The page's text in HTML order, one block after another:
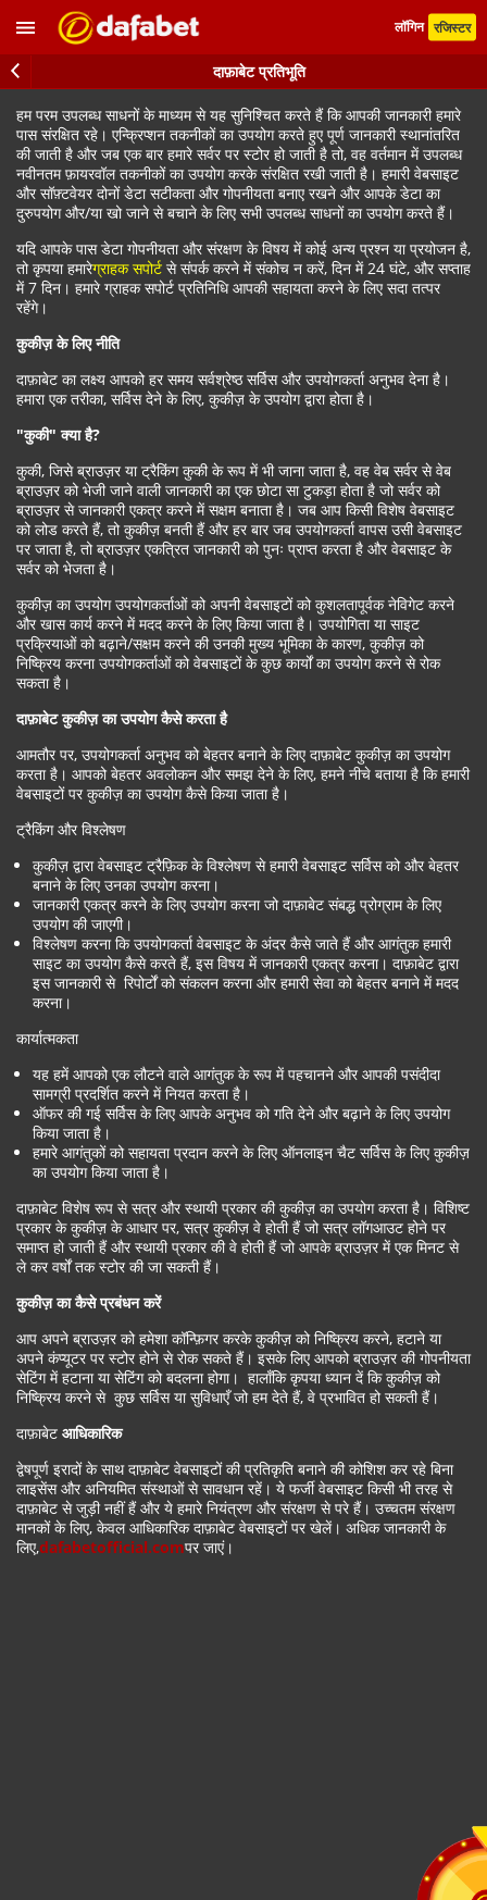
लॉगिन रजिस्टर
दाफ़ाबेट प्रतिभूति
हम परम उपलब्ध साधनों के माध्यम से यह सुनिश्चित करते हैं कि आपकी जानकारी हमारे
पास संरक्षित रहे। एन्क्रिप्शन तकनीकों का उपयोग करते हुए पूर्ण जानकारी स्थानांतरित
की जाती है और जब एक बार हमारे सर्वर पर स्टोर हो जाती है तो, वह वर्तमान में उपलब्ध
नवीनतम फ़ायरवॉल तकनीकों का उपयोग करके संरक्षित रखी जाती है। हमारी वेबसाइट
और सॉफ़्टवेयर दोनों डेटा सटीकता और गोपनीयता बनाए रखने और आपके डेटा का
दुरुपयोग और/या खो जाने से बचाने के लिए सभी उपलब्ध साधनों का उपयोग करते हैं।
यदि आपके पास डेटा गोपनीयता और संरक्षण के विषय में कोई अन्य प्रश्न या प्रयोजन है,
तो कृपया हमारेग्राहक सपोर्ट से संपर्क करने में संकोच न करें, दिन में 24 घंटे, और सप्ताह
में 7 दिन। हमारे ग्राहक सपोर्ट प्रतिनिधि आपकी सहायता करने के लिए सदा तत्पर
रहेंगे।
कुकीज़ के लिए नीति
दाफ़ाबेट का लक्ष्य आपको हर समय सर्वश्रेष्ठ सर्विस और उपयोगकर्ता अनुभव देना है।
हमारा एक तरीका, सर्विस देने के लिए, कुकीज़ के उपयोग द्वारा होता है।
"कुकी" क्या है?
कुकी, जिसे ब्राउज़र या ट्रैकिंग कुकी के रूप में भी जाना जाता है, वह वेब सर्वर से वेब
ब्राउज़र को भेजी जाने वाली जानकारी का एक छोटा सा टुकड़ा होता है जो सर्वर को
ब्राउज़र से जानकारी एकत्र करने में सक्षम बनाता है। जब आप किसी विशेष वेबसाइट
को लोड करते हैं, तो कुकीज़ बनती हैं और हर बार जब उपयोगकर्ता वापस उसी वेबसाइट
पर जाता है, तो ब्राउज़र एकत्रित जानकारी को पुनः प्राप्त करता है और वेबसाइट के
सर्वर को भेजता है।
कुकीज़ का उपयोग उपयोगकर्ताओं को अपनी वेबसाइटों को कुशलतापूर्वक नेविगेट करने
और खास कार्य करने में मदद करने के लिए किया जाता है। उपयोगिता या साइट
प्रक्रियाओं को बढ़ाने/सक्षम करने की उनकी मुख्य भूमिका के कारण, कुकीज़ को
निष्क्रिय करना उपयोगकर्ताओं को वेबसाइटों के कुछ कार्यों का उपयोग करने से रोक
सकता है।
दाफ़ाबेटकुकीज़ का उपयोग कैसे करता है
आमतौर पर, उपयोगकर्ता अनुभव को बेहतर बनाने के लिए दाफ़ाबेट कुकीज़ का उपयोग
करता है। आपको बेहतर अवलोकन और समझ देने के लिए, हमने नीचे बताया है कि हमारी
वेबसाइटों पर कुकीज़ का उपयोग कैसे किया जाता है।
ट्रैकिंग और विश्लेषण
कुकीज़ द्वारा वेबसाइट ट्रैफ़िक के विश्लेषण से हमारी वेबसाइट सर्विस को और बेहतर
बनाने के लिए उनका उपयोग करना।
जानकारी एकत्र करने के लिए उपयोग करना जो दाफ़ाबेट संबद्ध प्रोग्राम के लिए
उपयोग की जाएगी।
विश्लेषण करना कि उपयोगकर्ता वेबसाइट के अंदर कैसे जाते हैं और आगंतुक हमारी
साइट का उपयोग कैसे करते हैं, इस विषय में जानकारी एकत्र करना। दाफ़ाबेट द्वारा
इस जानकारी से रिपोर्टों को संकलन करना और हमारी सेवा को बेहतर बनाने में मदद
करना।
कार्यात्मकता
यह हमें आपको एक लौटने वाले आगंतुक के रूप में पहचानने और आपकी पसंदीदा
सामग्री प्रदर्शित करने में नियत करता है।
ऑफर की गई सर्विस के लिए आपके अनुभव को गति देने और बढ़ाने के लिए उपयोग
किया जाता है।
हमारे आगंतुकों को सहायता प्रदान करने के लिए ऑनलाइन चैट सर्विस के लिए कुकीज़
का उपयोग किया जाता है।
दाफ़ाबेट विशेष रूप से सत्र और स्थायी प्रकार की कुकीज़ का उपयोग करता है। विशिष्ट
प्रकार के कुकीज़ के आधार पर, सत्र कुकीज़ वे होती हैं जो सत्र लॉगआउट होने पर
समाप्त हो जाती हैं और स्थायी प्रकार की वे होती हैं जो आपके ब्राउज़र में एक मिनट से
ले कर वर्षों तक स्टोर की जा सकती हैं।
कुकीज़ का कैसे प्रबंधन करें
आप अपने ब्राउज़र को हमेशा कॉन्फ़िगर करके कुकीज़ को निष्क्रिय करने, हटाने या
अपने कंप्यूटर पर स्टोर होने से रोक सकते हैं। इसके लिए आपको ब्राउज़र की गोपनीयता
सेटिंग में हटाना या सेटिंग को बदलना होगा। हालाँकि कृपया ध्यान दें कि कुकीज़ को
निष्क्रिय करने से कुछ सर्विस या सुविधाएँ जो हम देते हैं, वे प्रभावित हो सकती हैं।
दाफ़ाबेट आधिकारिक
द्वेषपूर्ण इरादों के साथ दाफ़ाबेट वेबसाइटों की प्रतिकृति बनाने की कोशिश कर रहे बिना
लाइसेंस और अनियमित संस्थाओं से सावधान रहें। ये फर्जी वेबसाइट किसी भी तरह से
दाफ़ाबेट से जुड़ी नहीं हैं और ये हमारे नियंत्रण और संरक्षण से परे हैं। उच्चतम संरक्षण
मानकों के लिए, केवल आधिकारिक दाफ़ाबेट वेबसाइटों पर खेलें। अधिक जानकारी के
लिए,dafabetofficial.comपर जाएं।